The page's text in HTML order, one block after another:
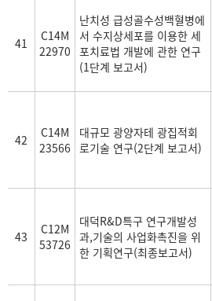
41
C14M
22970
난치성 급성골수성백혈병에
서 수지상세포를 이용한 세
포치료법 개발에 관한 연구
(1단계 보고서)
42
C14M
23566
대규모 광양자테 광집적회
로기술 연구(2단계 보고서)
43
C12M
53726
대덕R&D특구 연구개발성
과,기술의 사업화촉진을 위
한 기획연구(최종보고서)